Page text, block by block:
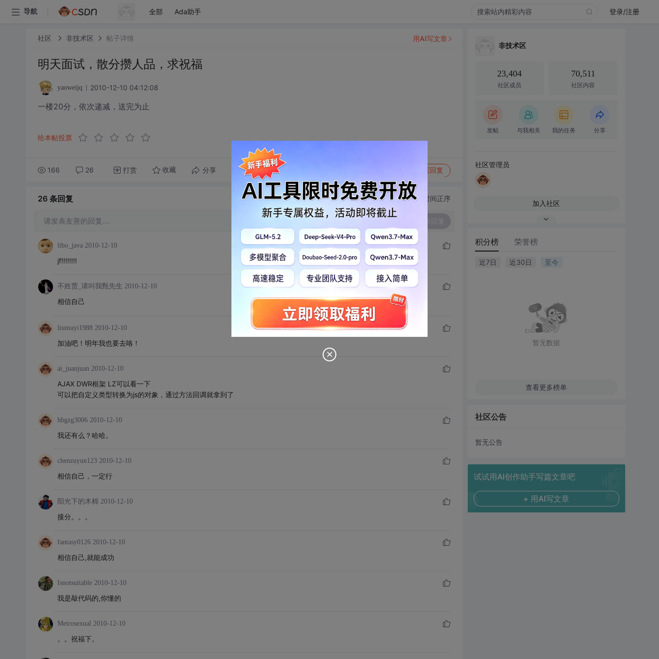
导航 全部 Ada助手 登录/注册
社区 非技术区 帖子详情
明天面试，散分攒人品，求祝福
yaoweijq 2010-12-10 04:12:08
一楼20分，依次递减，送完为止
给本帖投票
166 26 打赏 收藏 分享 转发到动态 写回复
用AI写文章
26 条回复 切换为时间正序
请发表友善的回复…
libo_java 2010-12-10
jf!!!!!!!!
不姓贾_请叫我甄先生 2010-12-10
相信自己
liumuyi1988 2010-12-10
加油吧！明年我也要去咯！
ai_juanjuan 2010-12-10
AJAX DWR框架 LZ可以看一下
可以把自定义类型转换为js的对象，通过方法回调就拿到了
hbgzg3006 2010-12-10
我还有么？哈哈。
chenzuyun123 2010-12-10
相信自己，一定行
阳光下的木棉 2010-12-10
接分。。。
fantasy0126 2010-12-10
相信自己,就能成功
Isnotsuitable 2010-12-10
我是敲代码的,你懂的
Metrosexual 2010-12-10
。。祝福下。
非技术区
23,404
社区成员
70,511
社区内容
发帖 与我相关 我的任务 分享
社区管理员
加入社区
积分榜 荣誉榜
近7日 近30日 至今
暂无数据
查看更多榜单
社区公告
暂无公告
试试用AI创作助手写篇文章吧
+ 用AI写文章